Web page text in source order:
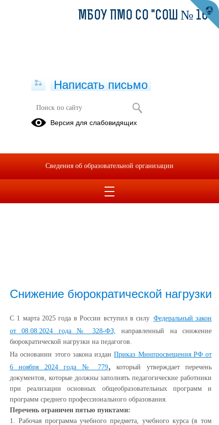
Снижение бюрократической нагрузки
С 1 марта 2025 года в России вступил в силу Федеральный закон
от 08.08.2024 года № 328-ФЗ, направленный на снижение
бюрократической нагрузки на педагогов.
На основании этого закона изданПриказ Минпросвещения РФ от
6 ноября 2024 года № 779,
который утверждает перечень
документов, которые должны заполнять педагогические работники
при реализации основных общеобразовательных программ и
программ среднего профессионального образования.
Перечень ограничен пятью пунктами:
1. Рабочая программа учебного предмета, учебного курса (в том
МБОУ ПМО СО "СОШ № 16"
Написать письмо
Версия для слабовидящих
Сведения об образовательной организации